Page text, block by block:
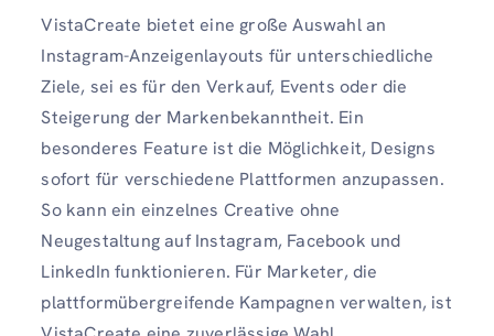
VistaCreate bietet eine große Auswahl an
Instagram-Anzeigenlayouts für unterschiedliche
Ziele, sei es für den Verkauf, Events oder die
Steigerung der Markenbekanntheit. Ein
besonderes Feature ist die Möglichkeit, Designs
sofort für verschiedene Plattformen anzupassen.
So kann ein einzelnes Creative ohne
Neugestaltung auf Instagram, Facebook und
LinkedIn funktionieren. Für Marketer, die
plattformübergreifende Kampagnen verwalten, ist